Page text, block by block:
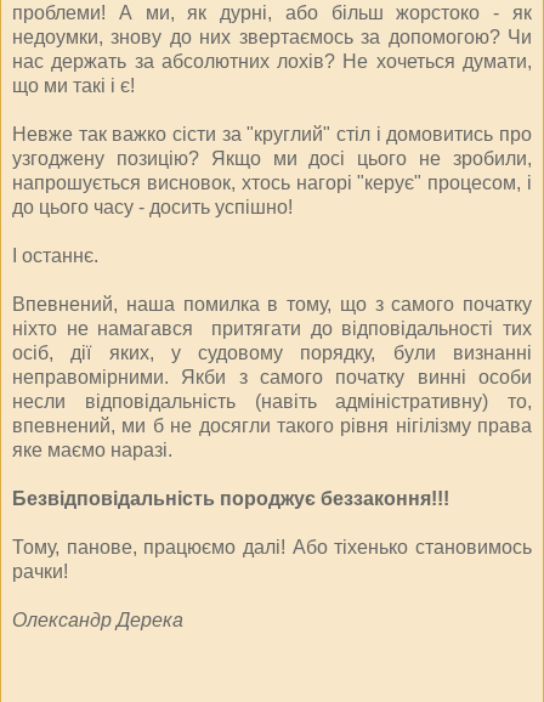
проблеми! А ми, як дурні, або більш жорстоко - як
недоумки, знову до них звертаємось за допомогою? Чи
нас держать за абсолютних лохів? Не хочеться думати,
що ми такі і є!
Невже так важко сісти за "круглий" стіл і домовитись про
узгоджену позицію? Якщо ми досі цього не зробили,
напрошується висновок, хтось нагорі "керує" процесом, і
до цього часу - досить успішно!
І останнє.
Впевнений, наша помилка в тому, що з самого початку
ніхто не намагався притягати до відповідальності тих
осіб, дії яких, у судовому порядку, були визнанні
неправомірними. Якби з самого початку винні особи
несли відповідальність (навіть адміністративну) то,
впевнений, ми б не досягли такого рівня нігілізму права
яке маємо наразі.
Безвідповідальність породжує беззаконня!!!
Тому, панове, працюємо далі! Або тіхенько становимось
рачки!
Олександр Дерека